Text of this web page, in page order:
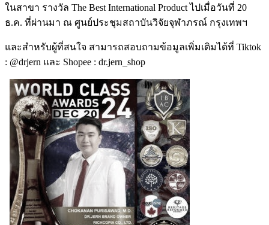
ในสาขา รางวัล The Best International Product ไปเมื่อวันที่ 20
ธ.ค. ที่ผ่านมา ณ ศูนย์ประชุมสถาบันวิจัยจุฬาภรณ์ กรุงเทพฯ
และสำหรับผู้ที่สนใจ สามารถสอบถามข้อมูลเพิ่มเติมได้ที่ Tiktok
: @drjern และ Shopee : dr.jern_shop